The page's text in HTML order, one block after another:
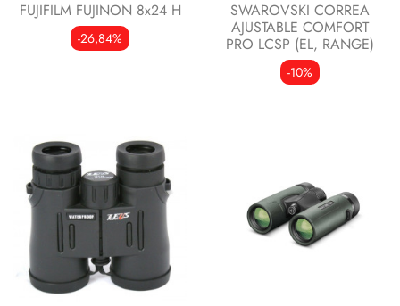
FUJIFILM FUJINON 8x24 H
-26,84%
SWAROVSKI CORREA
AJUSTABLE COMFORT
PRO LCSP (EL, RANGE)
-10%